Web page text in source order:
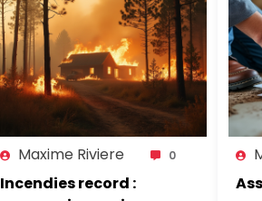
Maxime Riviere 0
Incendies record :